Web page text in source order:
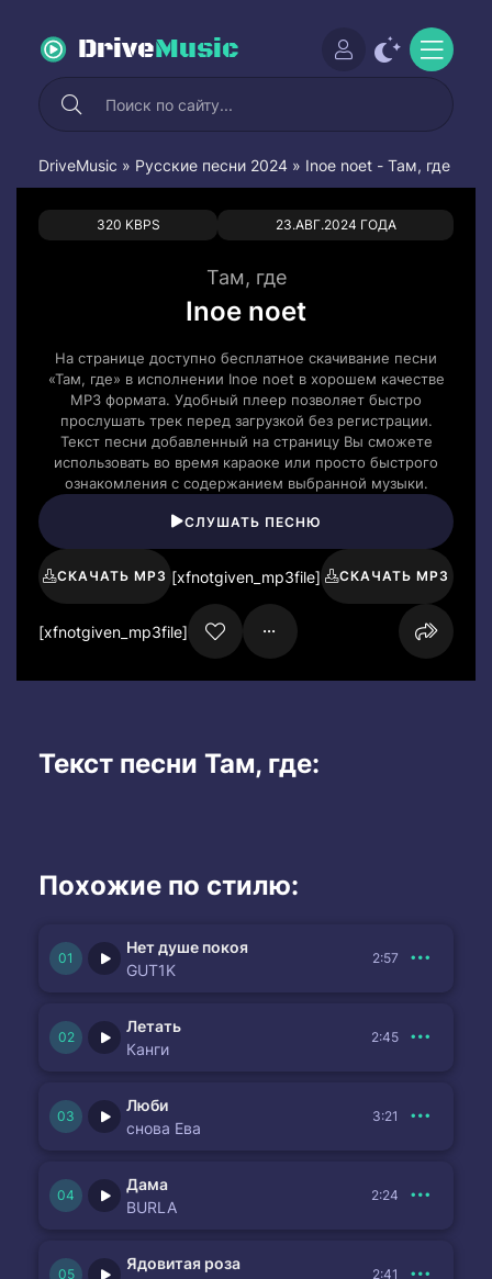
DriveMusic
DriveMusic » Русские песни 2024 » Inoe noet - Там, где
320 KBPS 23.АВГ.2024 ГОДА
0 0
Там, где
Inoe noet
На странице доступно бесплатное скачивание песни
«Там, где» в исполнении Inoe noet в хорошем качестве
MP3 формата. Удобный плеер позволяет быстро
прослушать трек перед загрузкой без регистрации.
Текст песни добавленный на страницу Вы сможете
использовать во время караоке или просто быстрого
ознакомления с содержанием выбранной музыки.
СЛУШАТЬ ПЕСНЮ
СКАЧАТЬ MP3 [xfnotgiven_mp3file] СКАЧАТЬ MP3
[xfnotgiven_mp3file]
Текст песни Там, где:
Похожие по стилю:
Нет душе покоя
GUT1K
2:57
Летать
Канги
2:45
Люби
снова Ева
3:21
Дама
BURLA
2:24
Ядовитая роза
2:41